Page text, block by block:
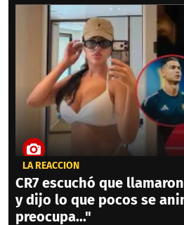
LA REACCIÓN
CR7 escuchó que
y dijo lo que pocos se
preocupa..."